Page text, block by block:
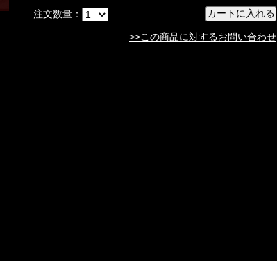
注文数量：
>>この商品に対するお問い合わせ